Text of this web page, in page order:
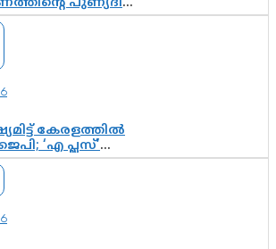
പുണ്യദിനം;
മഠത്തിൽ
ഗുരുപൂർണിമ
കേരളത്തിൽ
‘എ പ്ലസ്’
ഇറക്കി
തിരുവനന്തപുരത്ത്
ആറ്റിങ്ങലിൽ